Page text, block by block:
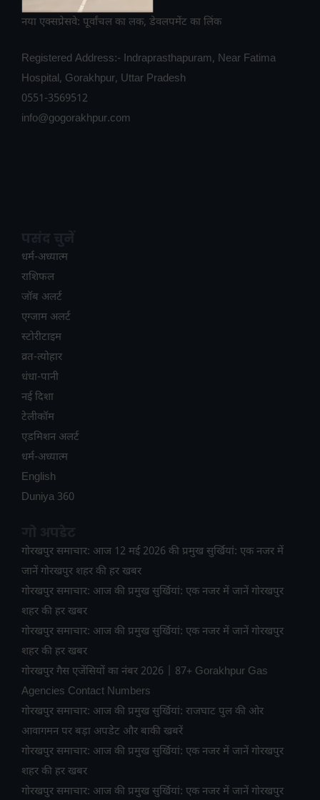
नया एक्सप्रेसवे: पूर्वांचल का लक, डेवलपमेंट का लिंक
Registered Address:- Indraprasthapuram, Near Fatima
Hospital, Gorakhpur, Uttar Pradesh
0551-3569512
info@gogorakhpur.com
धर्म-अध्यात्म
राशिफल
जॉब अलर्ट
एग्जाम अलर्ट
स्टोरीटाइम
व्रत-त्योहार
धंधा-पानी
नई दिशा
टेलीकॉम
ए​डमिशन अलर्ट
धर्म-अध्यात्म
English
Duniya 360
गोरखपुर समाचार: आज 12 मई 2026 की प्रमुख सुर्खियां: एक नजर में
जानें गोरखपुर शहर की हर खबर
गोरखपुर समाचार: आज की प्रमुख सुर्खियां: एक नजर में जानें गोरखपुर
शहर की हर खबर
गोरखपुर समाचार: आज की प्रमुख सुर्खियां: एक नजर में जानें गोरखपुर
शहर की हर खबर
गोरखपुर गैस एजेंसियों का नंबर 2026 | 87+ Gorakhpur Gas
Agencies Contact Numbers
गोरखपुर समाचार: आज की प्रमुख सुर्खियां: राजघाट पुल की ओर
आवागमन पर बड़ा अपडेट और बाकी खबरें
गोरखपुर समाचार: आज की प्रमुख सुर्खियां: एक नजर में जानें गोरखपुर
शहर की हर खबर
गोरखपुर समाचार: आज की प्रमुख सुर्खियां: एक नजर में जानें गोरखपुर